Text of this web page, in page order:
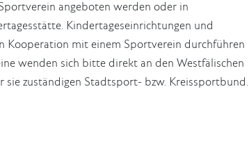
angeboten werden oder in
Kindertageseinrichtungen und
Kooperation mit einem Sportverein durchführen
wenden sich bitte direkt an den Westfälischen
sie zuständigen Stadtsport- bzw. Kreissportbund.